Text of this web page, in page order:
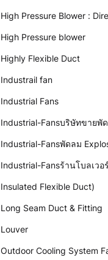
High Pressure Blower :
High Pressure blower
Highly Flexible Duct
Industrail fan
Industrial Fans
Industrial-Fansบริษัทขายพั
Industrial-Fansพัดลม
Industrial-Fansร้านโบลเวอร์
Insulated Flexible Duct)
Long Seam Duct & Fitting
Louver
Outdoor Cooling System